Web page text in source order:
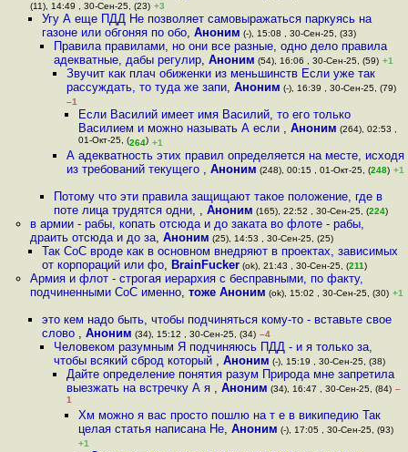
(11), 14:49 , 30-Сен-25, (23) +3
Угу А еще ПДД Не позволяет самовыражаться паркуясь на
газоне или обгоняя по обо, Аноним (-), 15:08 , 30-Сен-25, (33)
Правила правилами, но они все разные, одно дело правила
адекватные, дабы регулир,Аноним (54), 16:06 , 30-Сен-25, (59) +1
Звучит как плач обиженки из меньшинств Если уже так
рассуждать, то туда же запи, Аноним (-), 16:39 , 30-Сен-25, (79)
–1
Если Василий имеет имя Василий, то его только
Василием и можно называть А если , Аноним (264), 02:53 ,
01-Окт-25, (264) +1
А адекватность этих правил определяется на месте, исходя
из требований текущего , Аноним (248), 00:15 , 01-Окт-25, (248) +1
Потому что эти правила защищают такое положение, где в
поте лица трудятся одни, ,Аноним (165), 22:52 , 30-Сен-25, (224)
в армии - рабы, копать отсюда и до заката во флоте - рабы,
драить отсюда и до за, Аноним (25), 14:53 , 30-Сен-25, (25)
Так CoC вроде как в основном внедряют в проектах, зависимых
от корпораций или фо, BrainFucker(ok), 21:43 , 30-Сен-25, (211)
Армия и флот - строгая иерархия с бесправными, по факту,
подчиненными СоС именно, тоже Аноним (ok), 15:02 , 30-Сен-25, (30) +1
это кем надо быть, чтобы подчиняться кому-то - вставьте свое
слово , Аноним (34), 15:12 , 30-Сен-25, (34) –4
Человеком разумным Я подчиняюсь ПДД - и я только за,
чтобы всякий сброд который ,Аноним (-), 15:19 , 30-Сен-25, (38)
Дайте определение понятия разум Природа мне запретила
выезжать на встречку А я , Аноним (34), 16:47 , 30-Сен-25, (84) –
1
Хм можно я вас просто пошлю на т е в википедию Так
целая статья написана Не, Аноним (-), 17:05 , 30-Сен-25, (93)
+1